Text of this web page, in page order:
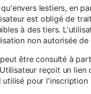
lestiers, en
est obligé de
à des tiers.
non autorisée
être consulté à
reçoit un
pour l'inscription